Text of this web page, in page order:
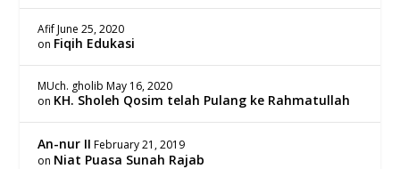
Afif June 25, 2020
on Fiqih Edukasi
MUch. gholib May 16, 2020
on KH. Sholeh Qosim telah Pulang ke Rahmatullah
An-nur II February 21, 2019
on Niat Puasa Sunah Rajab